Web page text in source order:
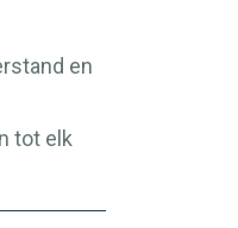
en
tot elk